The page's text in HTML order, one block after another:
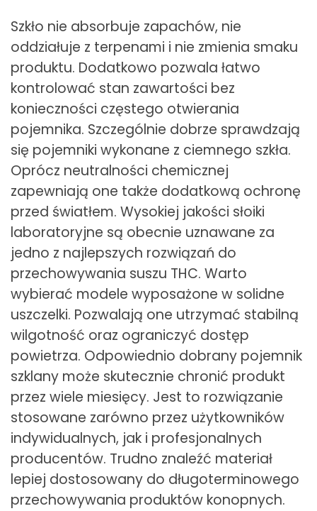
Szkło nie absorbuje zapachów, nie
oddziałuje z terpenami i nie zmienia smaku
produktu. Dodatkowo pozwala łatwo
kontrolować stan zawartości bez
konieczności częstego otwierania
pojemnika. Szczególnie dobrze sprawdzają
się pojemniki wykonane z ciemnego szkła.
Oprócz neutralności chemicznej
zapewniają one także dodatkową ochronę
przed światłem. Wysokiej jakości słoiki
laboratoryjne są obecnie uznawane za
jedno z najlepszych rozwiązań do
przechowywania suszu THC. Warto
wybierać modele wyposażone w solidne
uszczelki. Pozwalają one utrzymać stabilną
wilgotność oraz ograniczyć dostęp
powietrza. Odpowiednio dobrany pojemnik
szklany może skutecznie chronić produkt
przez wiele miesięcy. Jest to rozwiązanie
stosowane zarówno przez użytkowników
indywidualnych, jak i profesjonalnych
producentów. Trudno znaleźć materiał
lepiej dostosowany do długoterminowego
przechowywania produktów konopnych.